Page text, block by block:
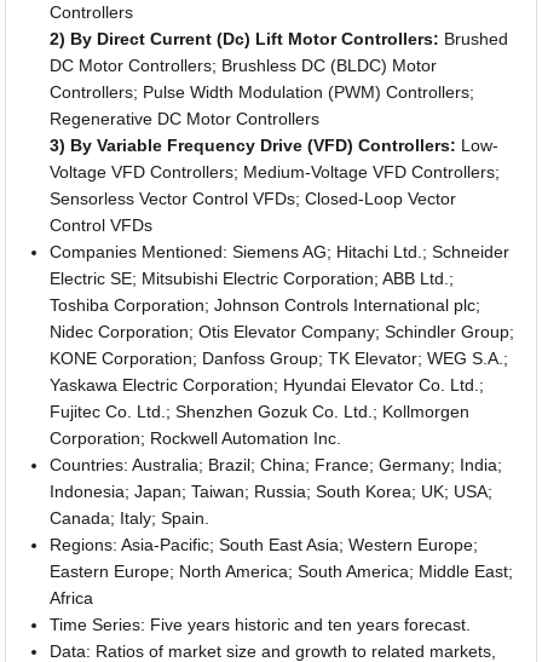
Controllers
2) By Direct Current (Dc) Lift Motor Controllers: Brushed
DC Motor Controllers; Brushless DC (BLDC) Motor
Controllers; Pulse Width Modulation (PWM) Controllers;
Regenerative DC Motor Controllers
3) By Variable Frequency Drive (VFD) Controllers: Low-
Voltage VFD Controllers; Medium-Voltage VFD Controllers;
Sensorless Vector Control VFDs; Closed-Loop Vector
Control VFDs
Companies Mentioned: Siemens AG; Hitachi Ltd.; Schneider
Electric SE; Mitsubishi Electric Corporation; ABB Ltd.;
Toshiba Corporation; Johnson Controls International plc;
Nidec Corporation; Otis Elevator Company; Schindler Group;
KONE Corporation; Danfoss Group; TK Elevator; WEG S.A.;
Yaskawa Electric Corporation; Hyundai Elevator Co. Ltd.;
Fujitec Co. Ltd.; Shenzhen Gozuk Co. Ltd.; Kollmorgen
Corporation; Rockwell Automation Inc.
Countries: Australia; Brazil; China; France; Germany; India;
Indonesia; Japan; Taiwan; Russia; South Korea; UK; USA;
Canada; Italy; Spain.
Regions: Asia-Pacific; South East Asia; Western Europe;
Eastern Europe; North America; South America; Middle East;
Africa
Time Series: Five years historic and ten years forecast.
Data: Ratios of market size and growth to related markets,